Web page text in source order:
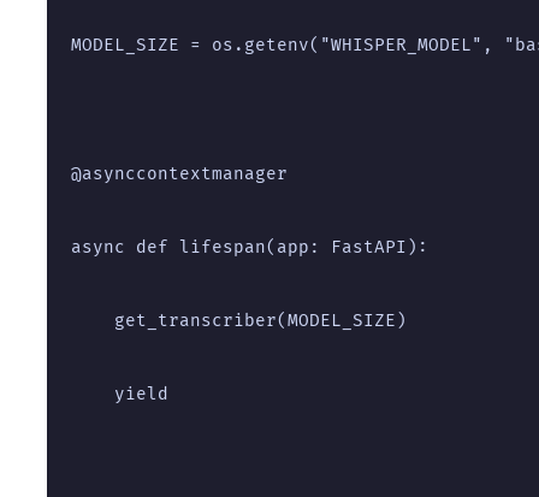
MODEL_SIZE = os.getenv("WHISPER_MODEL",
@asynccontextmanager
async def lifespan(app: FastAPI):
    get_transcriber(MODEL_SIZE)
    yield